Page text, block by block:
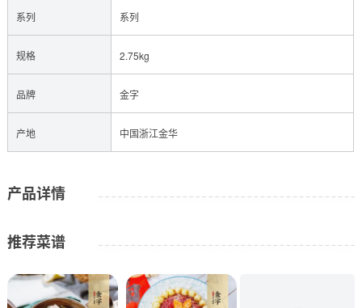
系列 系列
规格 2.75kg
品牌 金字
产地 中国浙江金华
产品详情
推荐菜谱